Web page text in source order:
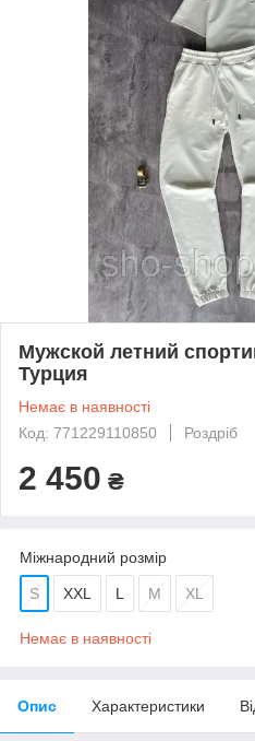
Мужской летний
Турция
Немає в наявності
Код: 771229110850
Роздріб
2 450 ₴
Міжнародний розмір
S XXL L M XL
Немає в наявності
Опис Характеристики